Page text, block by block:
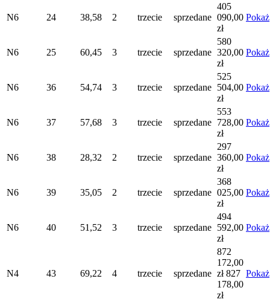
N6 24 38,58 2 trzecie sprzedane
405
090,00
zł
Pokaż
N6 25 60,45 3 trzecie sprzedane
580
320,00
zł
Pokaż
N6 36 54,74 3 trzecie sprzedane
525
504,00
zł
Pokaż
N6 37 57,68 3 trzecie sprzedane
553
728,00
zł
Pokaż
N6 38 28,32 2 trzecie sprzedane
297
360,00
zł
Pokaż
N6 39 35,05 2 trzecie sprzedane
368
025,00
zł
Pokaż
N6 40 51,52 3 trzecie sprzedane
494
592,00
zł
Pokaż
N4 43 69,22 4 trzecie sprzedane
872
172,00
zł827
178,00
zł
Pokaż